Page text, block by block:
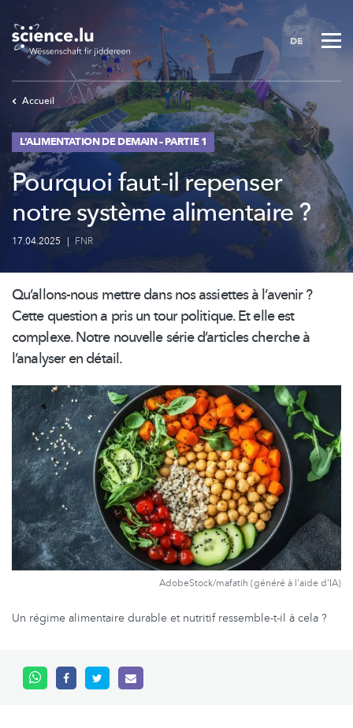
to
main
content
DE
Accueil
L’ALIMENTATION DE DEMAIN – PARTIE 1
Pourquoi faut-il repenser
notre système alimentaire ?
17.04.2025 | FNR
Qu’allons-nousmettre dans nos assiettes à l’avenir ?
Cette question a pris un tour politique. Et elle est
complexe. Notre nouvelle série d’articles cherche à
l’analyser en détail.
AdobeStock/mafatih (généré à l'aide d'IA)
Un régime alimentaire durable et nutritif ressemble-t-il à cela ?